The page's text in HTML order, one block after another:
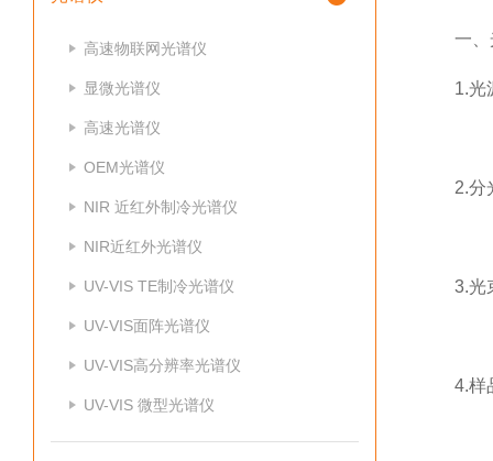
高速物联网光谱仪
显微光谱仪
高速光谱仪
OEM光谱仪
NIR 近红外制冷光谱仪
NIR近红外光谱仪
UV-VIS TE制冷光谱仪
UV-VIS面阵光谱仪
UV-VIS高分辨率光谱仪
UV-VIS 微型光谱仪
一、
1.光源
2.分光
3.光束
4.样品